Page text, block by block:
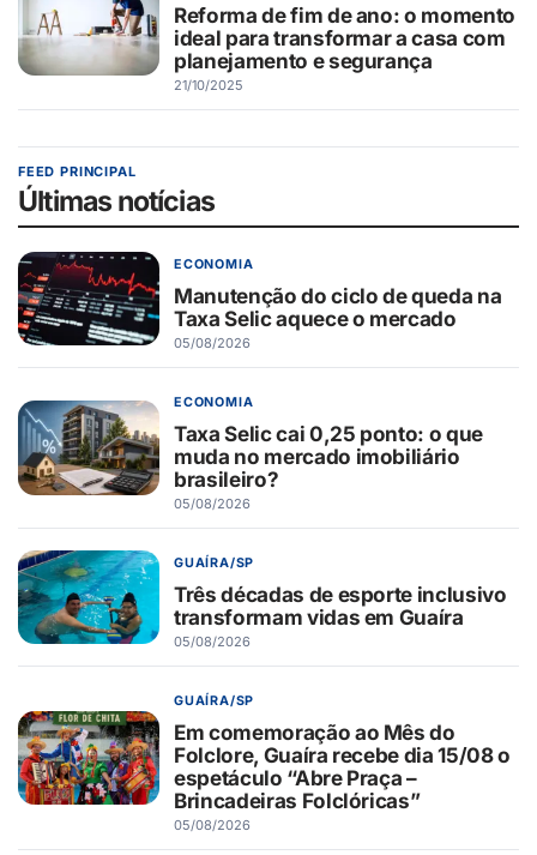
Reforma de fim de ano: o momento
ideal para transformar a casa com
planejamento e segurança
21/10/2025
FEED PRINCIPAL
Últimas notícias
ECONOMIA
Manutenção do ciclo de queda na
Taxa Selic aquece o mercado
05/08/2026
ECONOMIA
Taxa Selic cai 0,25 ponto: o que
muda no mercado imobiliário
brasileiro?
05/08/2026
GUAÍRA/SP
Três décadas de esporte inclusivo
transformam vidas em Guaíra
05/08/2026
GUAÍRA/SP
Em comemoração ao Mês do
Folclore, Guaíra recebe dia 15/08 o
espetáculo “Abre Praça –
Brincadeiras Folclóricas”
05/08/2026